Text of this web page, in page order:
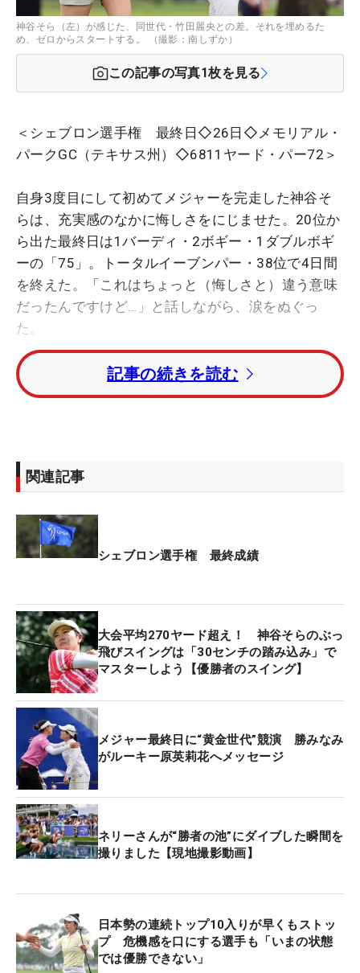
神谷そら（左）が感じた、同世代・竹田麗央との差。それを埋めるた
め、ゼロからスタートする。 （撮影：南しずか）
この記事の写真1枚を見る
＜シェブロン選手権 最終日◇26日◇メモリアル・
パークGC（テキサス州）◇6811ヤード・パー72＞
自身3度目にして初めてメジャーを完走した神谷そ
らは、充実感のなかに悔しさをにじませた。20位か
ら出た最終日は1バーディ・2ボギー・1ダブルボギ
ーの「75」。トータルイーブンパー・38位で4日間
を終えた。「これはちょっと（悔しさと）違う意味
だったんですけど…」と話しながら、涙をぬぐっ
た。
思い返せば、メジャーの舞台に向けて準備したこと
がひとつだけある。パターを4本持ち込んだこと
ディスタンス1位（261.92y）の飛ばし屋は、パーオ
ンホールの平均パット数2位（1.7550）のパット巧
改善を求めていた。
のままに、ロフトを寝かせたものを投入した。イン
パクト直後でボールがわずかに“浮いて”から転がる
ことで、出だしで芝目に持っていかれることが少な
くなったという。「ようやくハマってくれました」
と、新たな発見を得た。
一方、ロフトを立ててアップライトにしたドライバ
ーは「わけわかんなくなっちゃった」。今季はこの
調整に試行錯誤が続いている。フェアウェイキープ
率は日に日に低下。最終日は23.1％（3/13）にとど
まり、シビアなピンを攻めたい2打目以降の攻めに
も影響した。
この日は同じ2003年度生まれ、“ダイヤモンド世
代”の竹田麗央と同組でプレーした。竹田も2024年
のドライビングディスタンス1位に輝いており、飛
ばし女王の競演。これまで日本では7度同組で回っ
記事の続きを読む
関連記事
シェブロン選手権 最終成績
大会平均270ヤード超え！ 神谷そらのぶっ
飛びスイングは「30センチの踏み込み」で
マスターしよう【優勝者のスイング】
メジャー最終日に“黄金世代”競演 勝みなみ
がルーキー原英莉花へメッセージ
ネリーさんが“勝者の池”にダイブした瞬間を
撮りました【現地撮影動画】
日本勢の連続トップ10入りが早くもストッ
プ 危機感を口にする選手も「いまの状態
では優勝できない」